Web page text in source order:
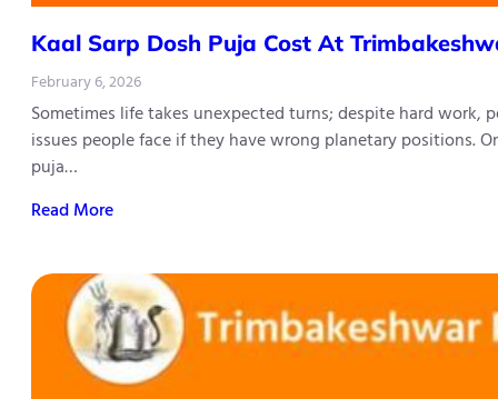
Kaal Sarp Dosh Puja Cost At
February 6, 2026
Sometimes life takes unexpected turns; despite hard work,
issues people face if they have wrong planetary positions.
puja…
Read More